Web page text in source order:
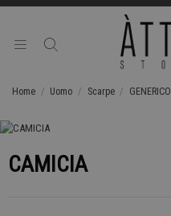
Home Uomo Scarpe GENERICO
CAMICIA